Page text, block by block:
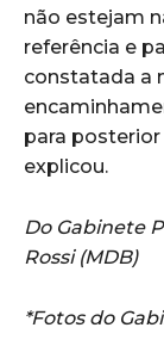
não estejam
referência e
constatada a
para posterior
explicou.
Do Gabinete
Rossi (MDB)
*Fotos do